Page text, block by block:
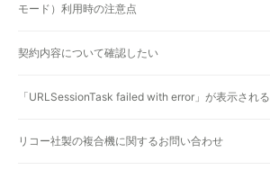
モード）利用時の注意点
契約内容について確認したい
「URLSessionTask failed with error」が表示される
リコー社製の複合機に関するお問い合わせ